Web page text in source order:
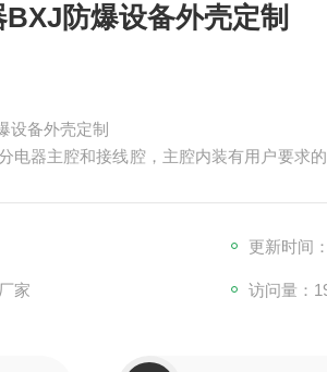
防爆设备外壳定制
设备外壳定制
电器主腔和接线腔，主腔内装有用户要求
更新时间
家 访问量：